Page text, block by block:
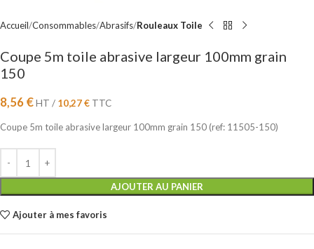
Accueil Consommables Abrasifs Rouleaux Toile
Coupe 5m toile abrasive largeur 100mm grain
150
8,56€HT / 10,27€ TTC
Coupe 5m toile abrasive largeur 100mm grain 150 (ref: 11505-150)
AJOUTER AU PANIER
Ajouter à mes favoris